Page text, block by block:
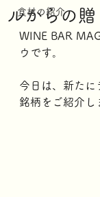
食材の紹介
ルからの贈
WINE BAR
ウです。
今日は、新たに
銘柄をご紹介し